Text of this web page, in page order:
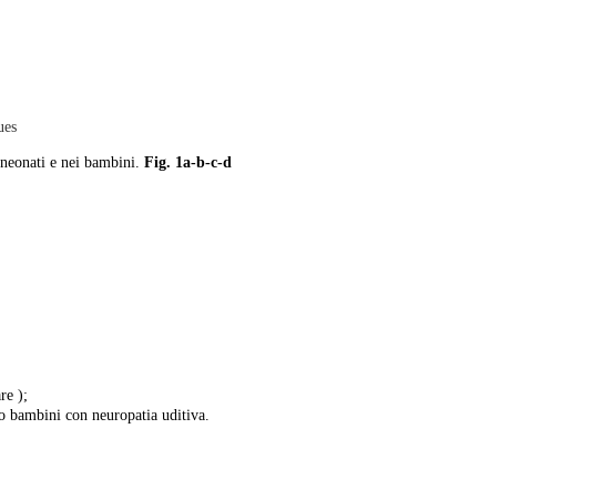
e nei bambini. Fig. 1a-b-c-d
);
bambini con neuropatia uditiva.